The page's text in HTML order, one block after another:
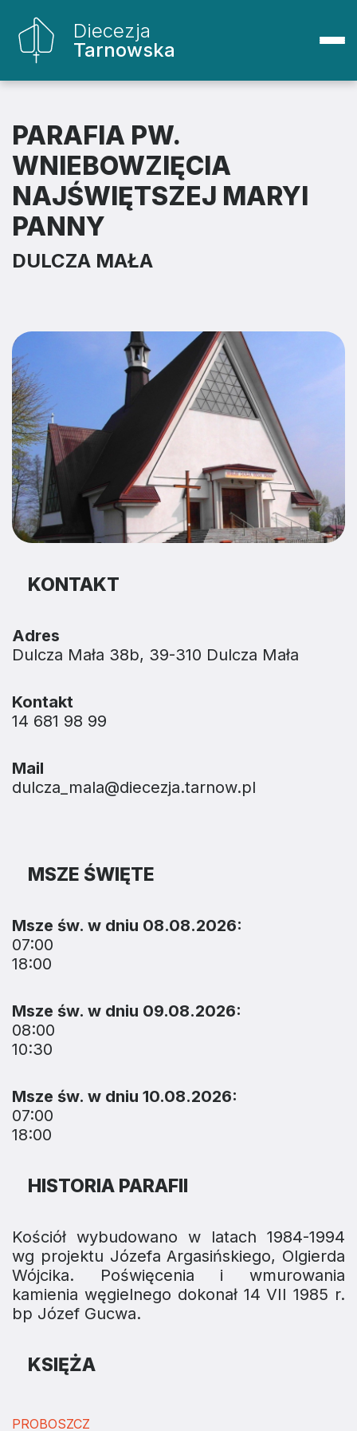
Diecezja
Tarnowska
PARAFIA PW.
WNIEBOWZIĘCIA
NAJŚWIĘTSZEJ MARYI
PANNY
DULCZA MAŁA
KONTAKT
Adres
Dulcza Mała 38b, 39-310 Dulcza Mała
Kontakt
14 681 98 99
Mail
dulcza_mala@diecezja.tarnow.pl
MSZE ŚWIĘTE
Msze św. w dniu 08.08.2026:
07:00
18:00
Msze św. w dniu 09.08.2026:
08:00
10:30
Msze św. w dniu 10.08.2026:
07:00
18:00
HISTORIA PARAFII
Kościół wybudowano w latach 1984-1994
wg projektu Józefa Argasińskiego, Olgierda
Wójcika. Poświęcenia i wmurowania
kamienia węgielnego dokonał 14 VII 1985 r.
bp Józef Gucwa.
KSIĘŻA
PROBOSZCZ